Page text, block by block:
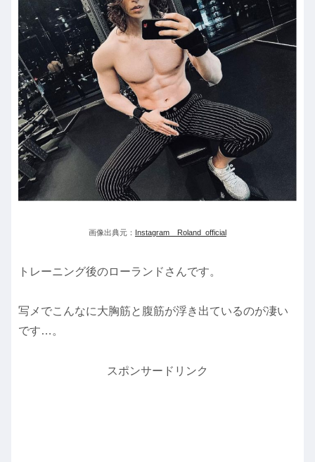
画像出典元： Instagram Roland_official
トレーニング後のローランドさんです。
写メでこんなに大胸筋と腹筋が浮き出ているのが凄い
です…。
スポンサードリンク